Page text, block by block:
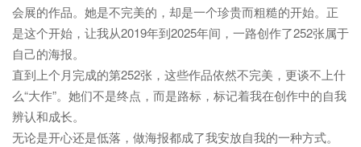
会展的作品。她是不完美的，却是一个珍贵而粗糙的开始。正
是这个开始，让我从2019年到2025年间，一路创作了252张属于
自己的海报。
直到上个月完成的第252张，这些作品依然不完美，更谈不上什
么“大作”。她们不是终点，而是路标，标记着我在创作中的自我
辨认和成长。
无论是开心还是低落，做海报都成了我安放自我的一种方式。